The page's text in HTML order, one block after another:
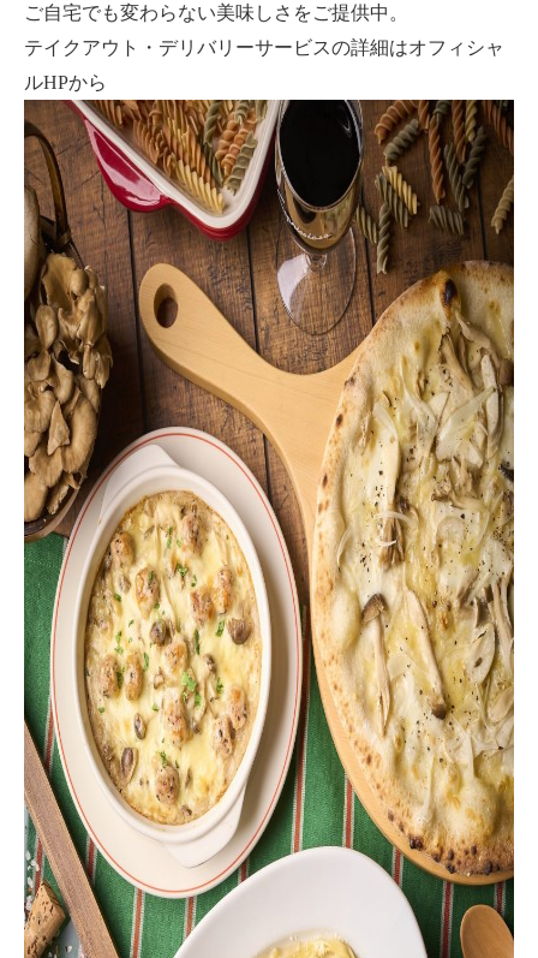
ご自宅でも変わらない美味しさをご提供中。
テイクアウト・デリバリーサービスの詳細はオフィシャ
ルHPから